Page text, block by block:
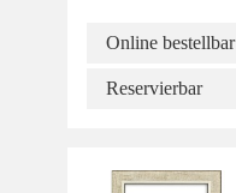
Online bestellbar
Reservierbar